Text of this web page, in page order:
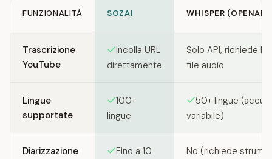
FUNZIONALITÀ SOZAI WHISPER (OPENAI)
Trascrizione
YouTube
Incolla URL
direttamente
Solo API, richiede
file audio
Lingue
supportate
100+
lingue
50+ lingue
variabile)
Diarizzazione
Fino a 10
No (richiede